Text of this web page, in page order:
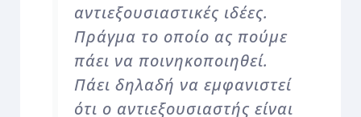
αντιεξουσιαστικές ιδέες.
Πράγμα το οποίο ας πούμε
πάει να ποινηκοποιηθεί.
Πάει δηλαδή να εμφανιστεί
ότι ο αντιεξουσιαστής είναι